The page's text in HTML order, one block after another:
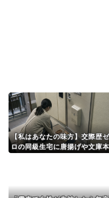
Powered by livedoor 相
【私はあなたの味方】交際歴ゼ
ロの同級生宅に唐揚げや文庫本